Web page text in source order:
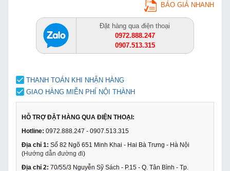
BÁO GIÁ NHANH
Đặt hàng qua điện thoại
0972.888.247
0907.513.315
THANH TOÁN KHI NHẬN HÀNG
GIAO HÀNG MIỄN PHÍ NỘI THÀNH
HỖ TRỢ ĐẶT HÀNG QUA ĐIỆN THOẠI:
Hotline: 0972.888.247 - 0907.513.315
Địa chỉ 1: Số 82 Ngõ 651 Minh Khai - Hai Bà Trưng - Hà Nội
(Hướng dẫn đường đi)
Địa chỉ 2: 70/55/3 Nguyễn Sỹ Sách - P.15 - Q. Tân Bình - Tp.